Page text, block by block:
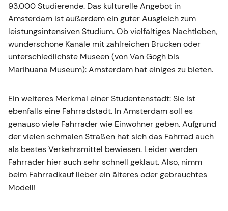
93.000 Studierende. Das kulturelle Angebot in
Amsterdam ist außerdem ein guter Ausgleich zum
leistungsintensiven Studium. Ob vielfältiges Nachtleben,
wunderschöne Kanäle mit zahlreichen Brücken oder
unterschiedlichste Museen (von Van Gogh bis
Marihuana Museum): Amsterdam hat einiges zu bieten.
Ein weiteres Merkmal einer Studentenstadt: Sie ist
ebenfalls eine Fahrradstadt. In Amsterdam soll es
genauso viele Fahrräder wie Einwohner geben. Aufgrund
der vielen schmalen Straßen hat sich das Fahrrad auch
als bestes Verkehrsmittel bewiesen. Leider werden
Fahrräder hier auch sehr schnell geklaut. Also, nimm
beim Fahrradkauf lieber ein älteres oder gebrauchtes
Modell!